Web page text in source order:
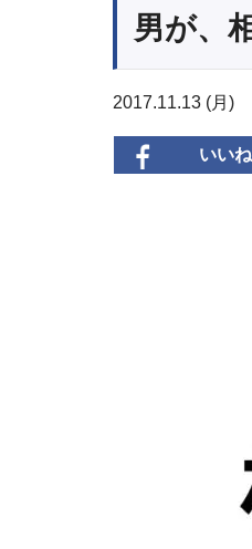
男が、
2017.11.13 (月)
いいね